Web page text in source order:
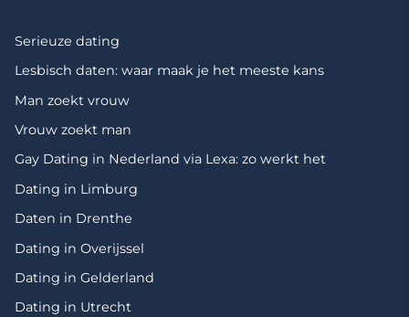
Serieuze dating
Lesbisch daten: waar maak je het meeste kans
Man zoekt vrouw
Vrouw zoekt man
Gay Dating in Nederland via Lexa: zo werkt het
Dating in Limburg
Daten in Drenthe
Dating in Overijssel
Dating in Gelderland
Dating in Utrecht